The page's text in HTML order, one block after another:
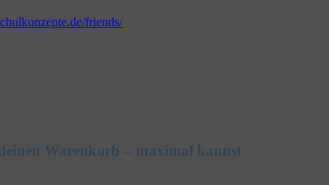
friends/
Warenkorb – maximal kannst